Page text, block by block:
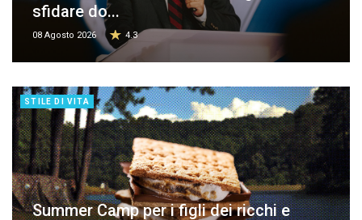
sfidare do...
08 Agosto 2026 4.3
STILE DI VITA
Summer Camp per i figli dei ricchi e